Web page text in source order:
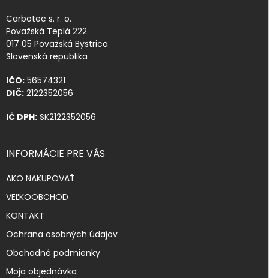
Carbotec s. r. o.
Považská Teplá 222
017 05 Považská Bystrica
Slovenská republika
IČO: 56574321
DIČ: 2122352056
IČ DPH: SK2122352056
INFORMÁCIE PRE VÁS
AKO NAKUPOVAŤ
VEĽKOOBCHOD
KONTAKT
Ochrana osobných údajov
Obchodné podmienky
Moja objednávka